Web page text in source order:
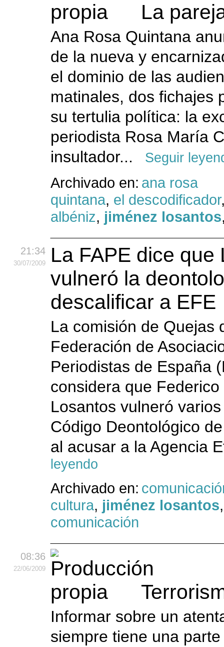
La
Ana Rosa Quintana
de la nueva y
el dominio de las
matinales, dos fichajes
su tertulia política: la
periodista Rosa María
insultador...
Seguir
Archivado en: ana rosa
quintana, el descodificador
albéniz, jiménez losantos
21:34
30/07/2009
La FAPE dice que
vulneró la
descalificar a EFE
La comisión de Quejas
Federación de
Periodistas de España
considera que
Losantos vulneró
Código Deontológico
al acusar a la Agencia
leyendo
Archivado en:
cultura, jiménez losantos
comunicación
08:36
22/06/2009
Informar sobre un
siempre tiene una